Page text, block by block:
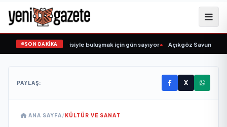
SON DAKİKA
Şarkıcısı” seyircisiyle buluşmak için gün sayıyor• Açıkgöz Savunma
PAYLAŞ: X
ANA SAYFA/KÜLTÜR VE SANAT